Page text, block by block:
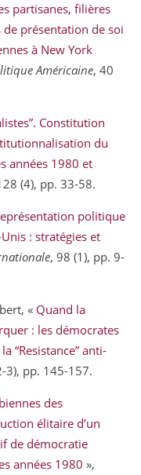
partisanes, filières
de présentation de soi
à New York
Américaine, 40
Constitution
du
années 1980 et
(4), pp. 33-58.
politique
: stratégies et
, 98 (1), pp. 9-
« Quand la
: les démocrates
“Resistance” anti-
3), pp. 145-157.
des
élitaire d’un
de démocratie
années 1980 »,